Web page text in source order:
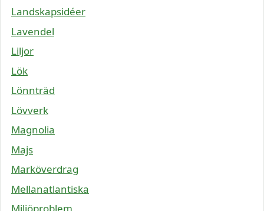
Landskapsidéer
Lavendel
Liljor
Lök
Lönnträd
Lövverk
Magnolia
Majs
Marköverdrag
Mellanatlantiska